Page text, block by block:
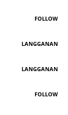
FOLLOW
LANGGANAN
LANGGANAN
FOLLOW